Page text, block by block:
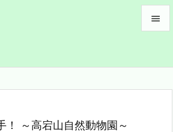

！ ～高宕山自然動物園～